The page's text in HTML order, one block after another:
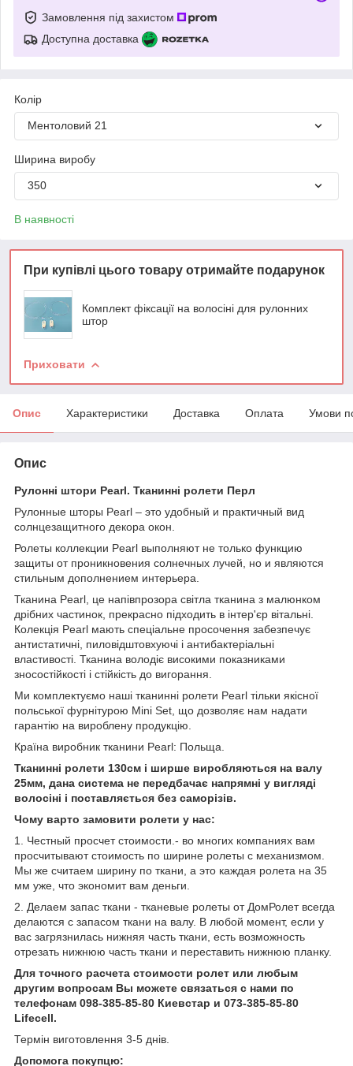
Замовлення під захистом
Доступна доставка
Колір
Ментоловий 21
Ширина виробу
350
В наявності
При купівлі цього товару отримайте подарунок
Комплект фіксації на волосіні для рулонних
штор
Приховати
Опис Характеристики Доставка Оплата Умови
Опис
Рулонні штори Pearl. Тканинні ролети Перл
Рулонные шторы Pearl – это удобный и практичный вид
солнцезащитного декора окон.
Ролеты коллекции Pearl выполняют не только функцию
защиты от проникновения солнечных лучей, но и являются
стильным дополнением интерьера.
Тканина Pearl, це напівпрозора світла тканина з малюнком
дрібних частинок, прекрасно підходить в інтер'єр вітальні.
Колекція Pearl мають спеціальне просочення забезпечує
антистатичні, пиловідштовхуючі і антибактеріальні
властивості. Тканина володіє високими показниками
зносостійкості і стійкість до вигорання.
Ми комплектуємо наші тканинні ролети Pearl тільки якісної
польської фурнітурою Mini Set, що дозволяє нам надати
гарантію на вироблену продукцію.
Країна виробник тканини Pearl: Польща.
Тканинні ролети 130см і ширше виробляються на валу
25мм, дана система не передбачає напрямні у вигляді
волосіні і поставляється без саморізів.
Чому варто замовити ролети у нас:
1. Честный просчет стоимости.- во многих компаниях вам
просчитывают стоимость по ширине ролеты с механизмом.
Мы же считаем ширину по ткани, а это каждая ролета на 35
мм уже, что экономит вам деньги.
2. Делаем запас ткани - тканевые ролеты от ДомРолет всегда
делаются с запасом ткани на валу. В любой момент, если у
вас загрязнилась нижняя часть ткани, есть возможность
отрезать нижнюю часть ткани и переставить нижнюю планку.
Для точного расчета стоимости ролет или любым
другим вопросам Вы можете связаться с нами по
телефонам 098-385-85-80 Киевстар и 073-385-85-80
Lifecell.
Термін виготовлення 3-5 днів.
Допомога покупцю: